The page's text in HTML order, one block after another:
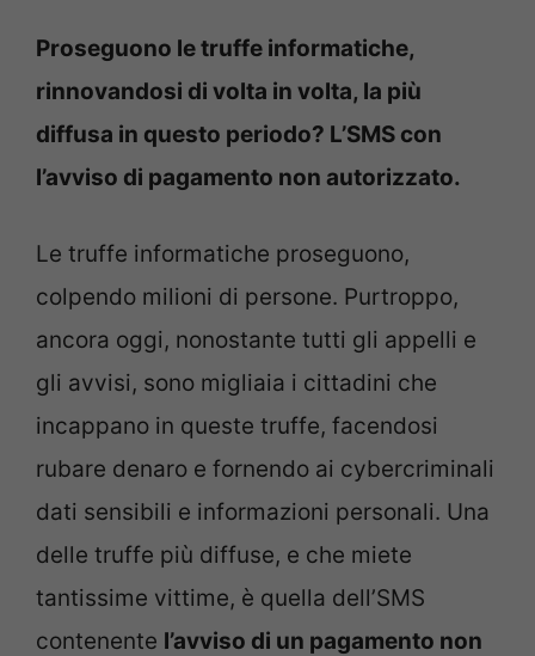
Proseguono le truffe informatiche,
rinnovandosi di volta in volta, la più
diffusa in questo periodo? L’SMS con
l’avviso di pagamento non autorizzato.
Le truffe informatiche proseguono,
colpendo milioni di persone. Purtroppo,
ancora oggi, nonostante tutti gli appelli e
gli avvisi, sono migliaia i cittadini che
incappano in queste truffe, facendosi
rubare denaro e fornendo ai cybercriminali
dati sensibili e informazioni personali. Una
delle truffe più diffuse, e che miete
tantissime vittime, è quella dell’SMS
contenente l’avviso di un pagamento non